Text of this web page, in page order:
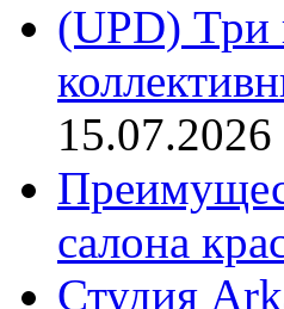
(UPD) Три
15.07.2026
салона
Студия